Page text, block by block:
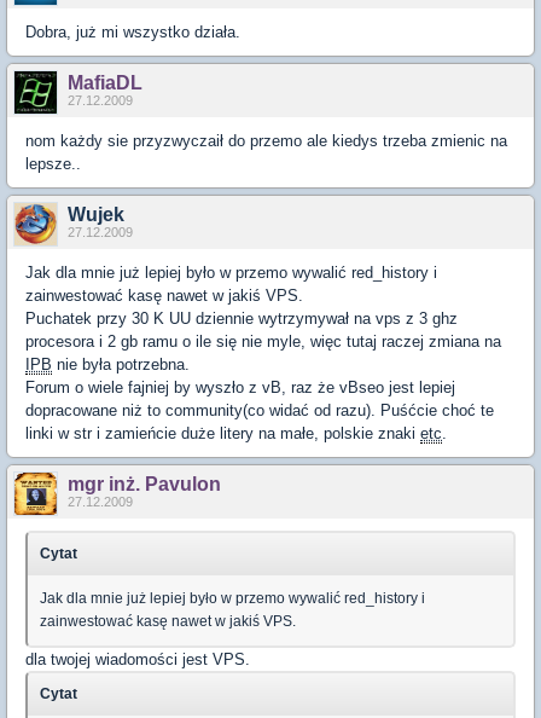
Dobra, już mi wszystko działa.
MafiaDL
27.12.2009
nom każdy sie przyzwyczaił do przemo ale kiedys trzeba zmienic na
lepsze..
Wujek
27.12.2009
Jak dla mnie już lepiej było w przemo wywalić red_history i
zainwestować kasę nawet w jakiś VPS.
Puchatek przy 30 K UU dziennie wytrzymywał na vps z 3 ghz
procesora i 2 gb ramu o ile się nie myle, więc tutaj raczej zmiana na
IPB nie była potrzebna.
Forum o wiele fajniej by wyszło z vB, raz że vBseo jest lepiej
dopracowane niż to community(co widać od razu). Puśćcie choć te
linki w str i zamieńcie duże litery na małe, polskie znaki etc
mgr inż. Pavulon
27.12.2009
Cytat
Jak dla mnie już lepiej było w przemo wywalić red_history i
zainwestować kasę nawet w jakiś VPS.
dla twojej wiadomości jest VPS.
Cytat